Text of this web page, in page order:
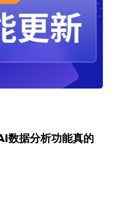
数据分析功能真的